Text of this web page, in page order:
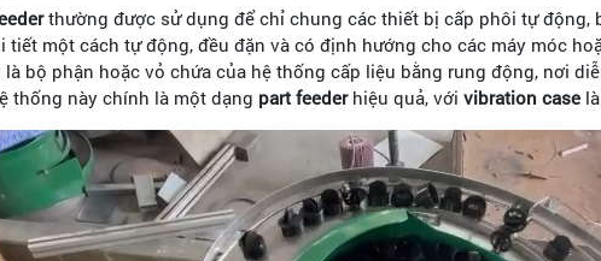
thường được sử dụng để chỉ chung các thiết bị cấp phôi tự động,
một cách tự động, đều đặn và có định hướng cho các máy móc
bộ phận hoặc vỏ chứa của hệ thống cấp liệu bằng rung động, nơi
thống này chính là một dạng part feederhiệu quả, với vibration case